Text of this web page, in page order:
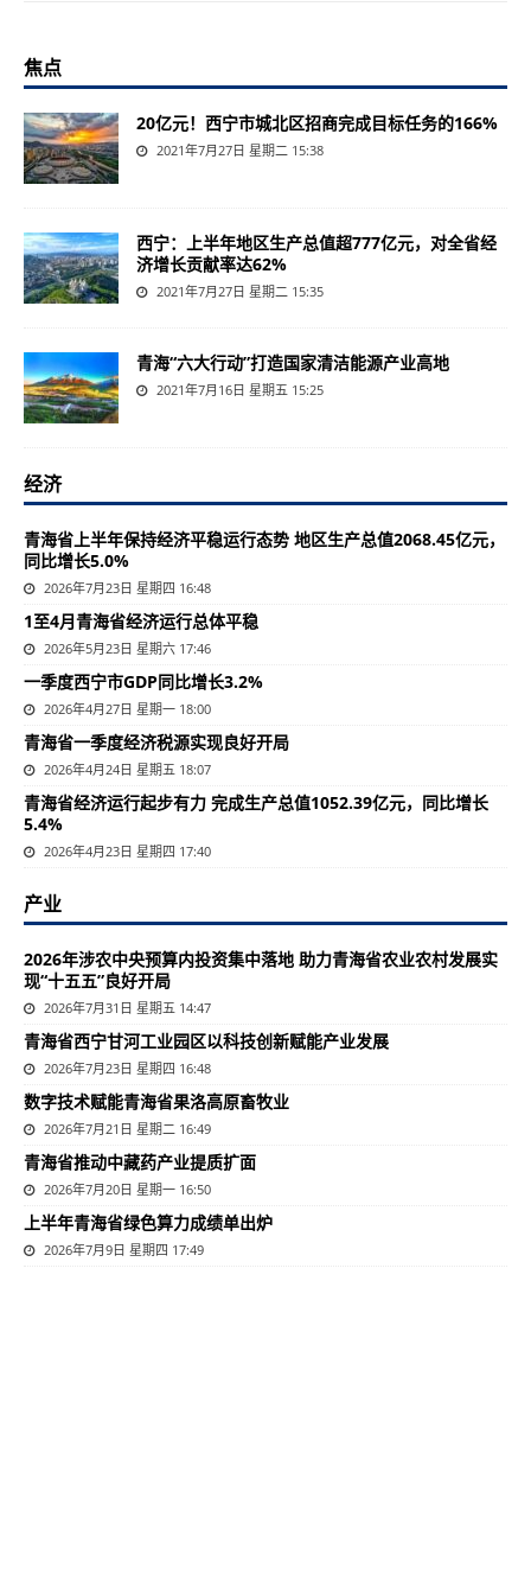
焦点
20亿元！西宁市城北区招商完成目标任务的166%
2021年7月27日 星期二 15:38
西宁：上半年地区生产总值超777亿元，对全省经
济增长贡献率达62%
2021年7月27日 星期二 15:35
青海“六大行动”打造国家清洁能源产业高地
2021年7月16日 星期五 15:25
经济
青海省上半年保持经济平稳运行态势 地区生产总值2068.45亿元，
同比增长5.0%
2026年7月23日 星期四 16:48
1至4月青海省经济运行总体平稳
2026年5月23日 星期六 17:46
一季度西宁市GDP同比增长3.2%
2026年4月27日 星期一 18:00
青海省一季度经济税源实现良好开局
2026年4月24日 星期五 18:07
青海省经济运行起步有力 完成生产总值1052.39亿元，同比增长
5.4%
2026年4月23日 星期四 17:40
产业
2026年涉农中央预算内投资集中落地 助力青海省农业农村发展实
现“十五五”良好开局
2026年7月31日 星期五 14:47
青海省西宁甘河工业园区以科技创新赋能产业发展
2026年7月23日 星期四 16:48
数字技术赋能青海省果洛高原畜牧业
2026年7月21日 星期二 16:49
青海省推动中藏药产业提质扩面
2026年7月20日 星期一 16:50
上半年青海省绿色算力成绩单出炉
2026年7月9日 星期四 17:49